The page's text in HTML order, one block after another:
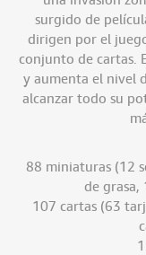
surgido de
dirigen por el
conjunto de cartas.
y aumenta el nivel
alcanzar todo su
88 miniaturas (12
de grasa,
107 cartas (63